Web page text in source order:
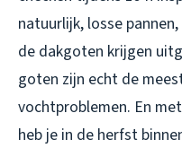
natuurlijk, losse
de dakgoten krijgen
goten zijn echt de
vochtproblemen. En
heb je in de herfst